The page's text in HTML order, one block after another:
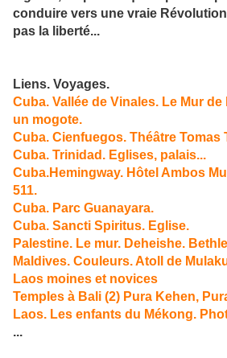
conduire vers une vraie
pas la liberté...
Liens. Voyages.
Cuba. Vallée de Vinales. Le Mur
un mogote.
Cuba. Cienfuegos. Théâtre Tomas
Cuba. Trinidad. Eglises, palais...
Cuba.Hemingway. Hôtel Ambos
511.
Cuba. Parc Guanayara.
Cuba. Sancti Spiritus. Eglise.
Palestine. Le mur. Deheishe.
Maldives. Couleurs. Atoll de
Laos moines et novices
Temples à Bali (2) Pura Kehen,
Laos. Les enfants du Mékong.
...